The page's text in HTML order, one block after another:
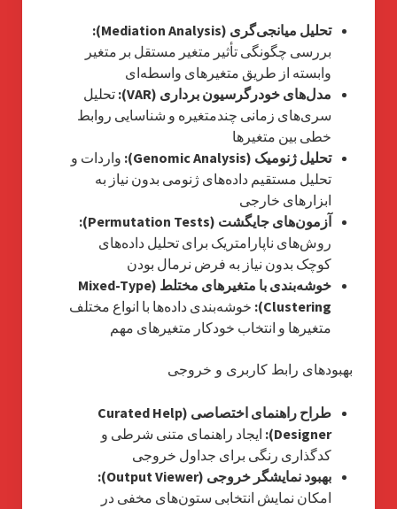
تحلیل میانجی‌گری (Mediation Analysis):
بررسی چگونگی تأثیر متغیر مستقل بر متغیر
وابسته از طریق متغیرهای واسطه‌ای
مدل‌های خودرگرسیون برداری (VAR):
تحلیل
سری‌های زمانی چندمتغیره و شناسایی روابط
خطی بین متغیرها
تحلیل ژنومیک (Genomic Analysis):
واردات و
تحلیل مستقیم داده‌های ژنومی بدون نیاز به
ابزارهای خارجی
آزمون‌های جایگشت (Permutation Tests):
روش‌های ناپارامتریک برای تحلیل داده‌های
کوچک بدون نیاز به فرض نرمال بودن
خوشه‌بندی با متغیرهای مختلط (Mixed-Type
Clustering):
خوشه‌بندی داده‌ها با انواع مختلف
متغیرها و انتخاب خودکار متغیرهای مهم
بهبودهای رابط کاربری و خروجی
طراح راهنمای اختصاصی (Curated Help
Designer):
ایجاد راهنمای متنی شرطی و
کدگذاری رنگی برای جداول خروجی
بهبود نمایشگر خروجی (Output Viewer):
امکان نمایش انتخابی ستون‌های مخفی در